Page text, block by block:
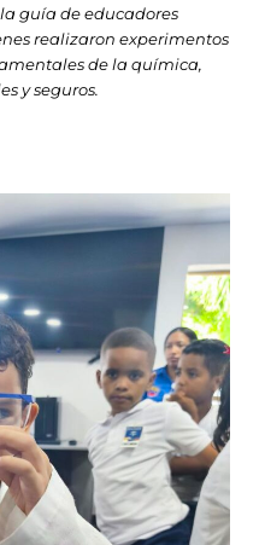
guía de educadores
realizaron experimentos
de la química,
y seguros.